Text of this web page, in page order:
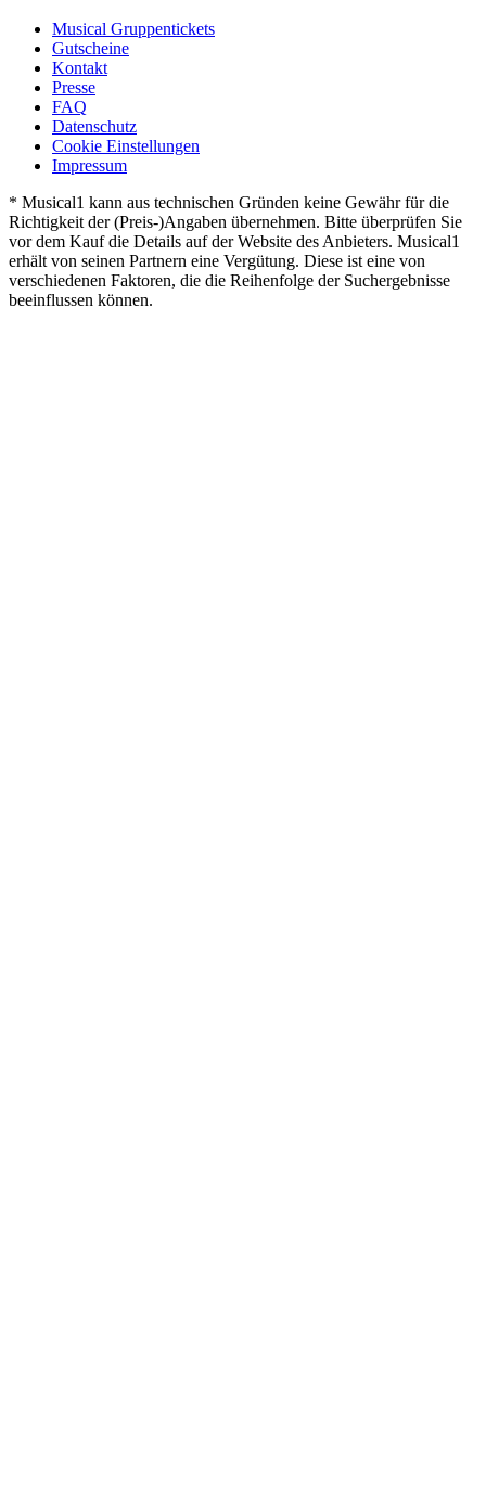
Musical Gruppentickets
Gutscheine
Kontakt
Presse
FAQ
Datenschutz
Cookie Einstellungen
Impressum
* Musical1 kann aus technischen Gründen keine Gewähr für die
Richtigkeit der (Preis-)Angaben übernehmen. Bitte überprüfen Sie
vor dem Kauf die Details auf der Website des Anbieters. Musical1
erhält von seinen Partnern eine Vergütung. Diese ist eine von
verschiedenen Faktoren, die die Reihenfolge der Suchergebnisse
beeinflussen können.